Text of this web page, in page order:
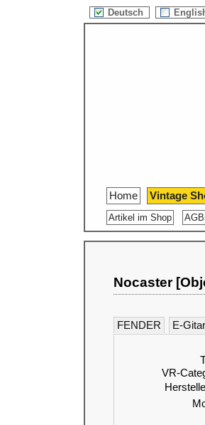
Deutsch
Home Vintage
Artikel im Shop
Nocaster
FENDER E-
VR-